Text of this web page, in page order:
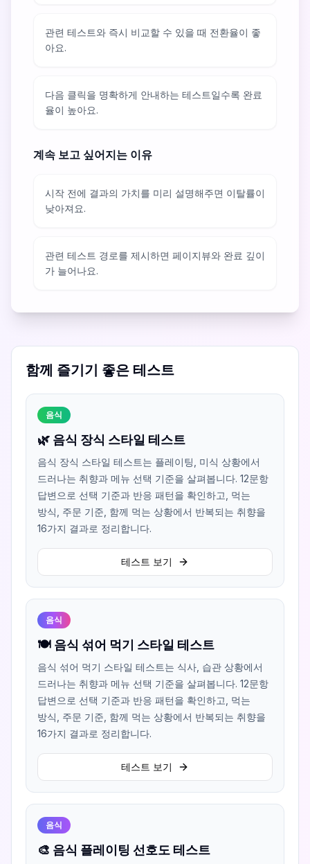
관련 테스트와 즉시 비교할 수 있을 때 전환율이 좋
아요.
다음 클릭을 명확하게 안내하는 테스트일수록 완료
율이 높아요.
계속 보고 싶어지는 이유
시작 전에 결과의 가치를 미리 설명해주면 이탈률이
낮아져요.
관련 테스트 경로를 제시하면 페이지뷰와 완료 깊이
가 늘어나요.
함께 즐기기 좋은 테스트
음식
🌿 음식 장식 스타일 테스트
음식 장식 스타일 테스트는 플레이팅, 미식 상황에서
드러나는 취향과 메뉴 선택 기준을 살펴봅니다. 12문항
답변으로 선택 기준과 반응 패턴을 확인하고, 먹는
방식, 주문 기준, 함께 먹는 상황에서 반복되는 취향을
16가지 결과로 정리합니다.
테스트 보기
음식
🍽️ 음식 섞어 먹기 스타일 테스트
음식 섞어 먹기 스타일 테스트는 식사, 습관 상황에서
드러나는 취향과 메뉴 선택 기준을 살펴봅니다. 12문항
답변으로 선택 기준과 반응 패턴을 확인하고, 먹는
방식, 주문 기준, 함께 먹는 상황에서 반복되는 취향을
16가지 결과로 정리합니다.
테스트 보기
음식
🎨 음식 플레이팅 선호도 테스트